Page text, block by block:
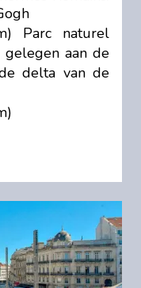
Parc naturel
gelegen aan de
delta van de